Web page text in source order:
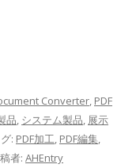
Converter, PDF
品, システム製品, 展示
: PDF加工, PDF編集,
者: AHEntry